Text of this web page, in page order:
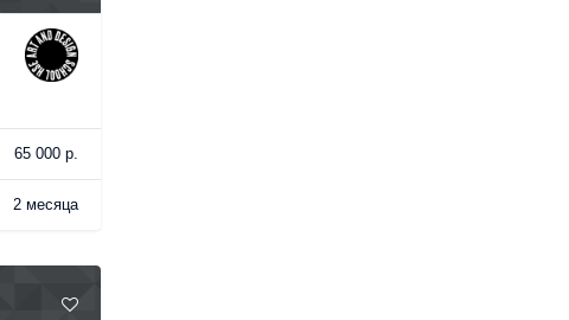
65 000 р.
2 месяца